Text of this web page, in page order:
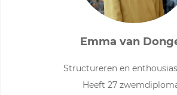
Emma van
Structureren en
Heeft 27